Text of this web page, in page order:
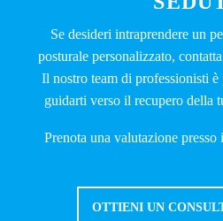
Se desideri intraprendere un
posturale personalizzato,
Il nostro team di professionisti
guidarti verso il recupero della
Prenota una valutazionepresso
OTTIENI UN